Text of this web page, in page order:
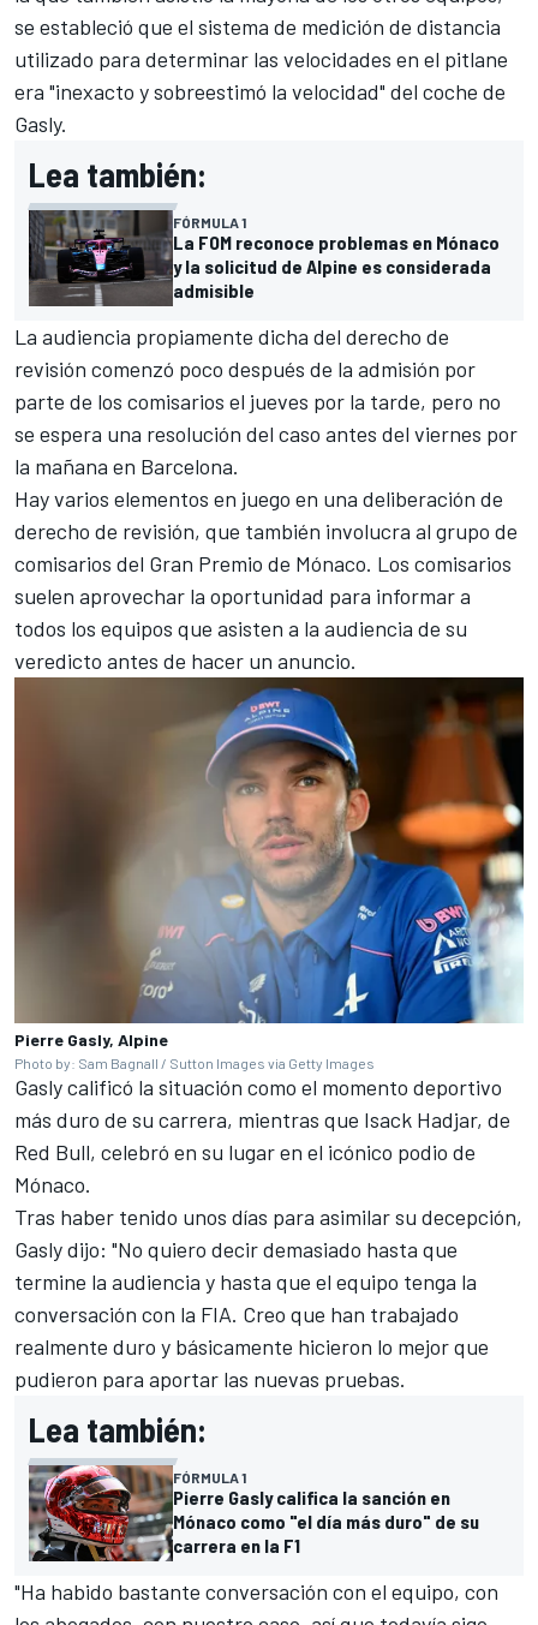
se estableció que el sistema de medición de distancia
utilizado para determinar las velocidades en el pitlane
era "inexacto y sobreestimó la velocidad" del coche de
Gasly.
Lea también:
FÓRMULA 1
La FOM reconoce problemas en Mónaco
y la solicitud de Alpine es considerada
admisible
La audiencia propiamente dicha del derecho de
revisión comenzó poco después de la admisión por
parte de los comisarios el jueves por la tarde, pero no
se espera una resolución del caso antes del viernes por
la mañana en Barcelona.
Hay varios elementos en juego en una deliberación de
derecho de revisión, que también involucra al grupo de
comisarios del Gran Premio de Mónaco. Los comisarios
suelen aprovechar la oportunidad para informar a
todos los equipos que asisten a la audiencia de su
veredicto antes de hacer un anuncio.
Pierre Gasly, Alpine
Photo by: Sam Bagnall / Sutton Images via Getty Images
Gasly calificó la situación como el momento deportivo
más duro de su carrera, mientras que Isack Hadjar, de
Red Bull, celebró en su lugar en el icónico podio de
Mónaco.
Tras haber tenido unos días para asimilar su decepción,
Gasly dijo: "No quiero decir demasiado hasta que
termine la audiencia y hasta que el equipo tenga la
conversación con la FIA. Creo que han trabajado
realmente duro y básicamente hicieron lo mejor que
pudieron para aportar las nuevas pruebas.
Lea también:
FÓRMULA 1
Pierre Gasly califica la sanción en
Mónaco como "el día más duro" de su
carrera en la F1
"Ha habido bastante conversación con el equipo, con